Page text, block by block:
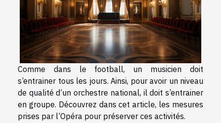
Comme dans le football, un musicien doit
s’entrainer tous les jours. Ainsi, pour avoir un niveau
de qualité d’un orchestre national, il doit s’entrainer
en groupe. Découvrez dans cet article, les mesures
prises par l’Opéra pour préserver ces activités.